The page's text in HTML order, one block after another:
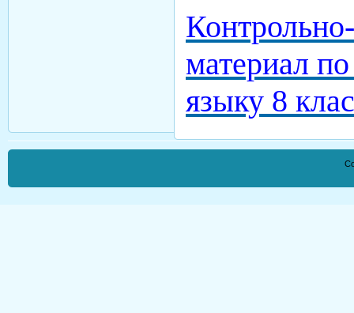
материал
языку 8